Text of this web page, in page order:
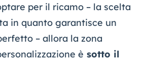
per il ricamo – la scelta
in quanto garantisce un
– allora la zona
è sotto il